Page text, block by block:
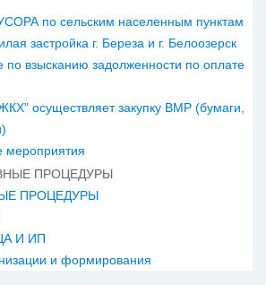
по сельским населенным пунктам
застройка г. Береза и г. Белоозерск
взысканию задолженности по оплате
осуществляет закупку ВМР (бумаги,
мероприятия
ПРОЦЕДУРЫ
И ИП
и формирования